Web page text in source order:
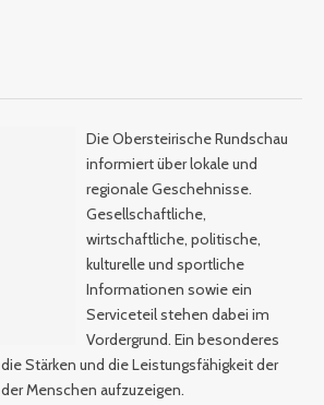
Die Obersteirische Rundschau
informiert über lokale und
regionale Geschehnisse.
Gesellschaftliche,
wirtschaftliche, politische,
kulturelle und sportliche
Informationen sowie ein
Serviceteil stehen dabei im
Vordergrund. Ein besonderes
Stärken und die Leistungsfähigkeit der
Menschen aufzuzeigen.